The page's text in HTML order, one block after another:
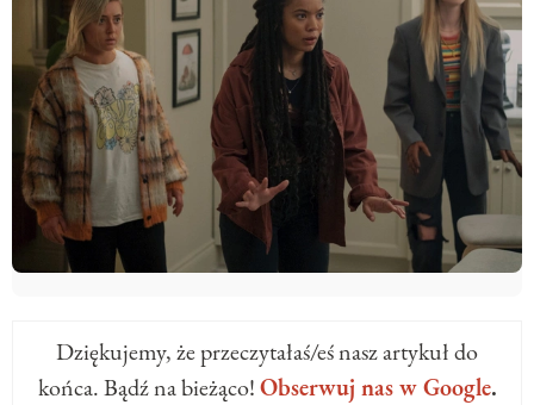
Dziękujemy, że przeczytałaś/eś nasz artykuł do
końca. Bądź na bieżąco!Obserwuj nas w Google.